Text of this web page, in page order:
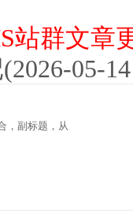
站群文章
05-
，副标题，从